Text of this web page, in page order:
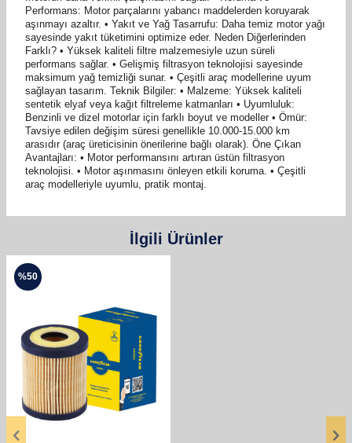
Performans: Motor parçalarını yabancı maddelerden koruyarak
aşınmayı azaltır. • Yakıt ve Yağ Tasarrufu: Daha temiz motor yağı
sayesinde yakıt tüketimini optimize eder. Neden Diğerlerinden
Farklı? • Yüksek kaliteli filtre malzemesiyle uzun süreli
performans sağlar. • Gelişmiş filtrasyon teknolojisi sayesinde
maksimum yağ temizliği sunar. • Çeşitli araç modellerine uyum
sağlayan tasarım. Teknik Bilgiler: • Malzeme: Yüksek kaliteli
sentetik elyaf veya kağıt filtreleme katmanları • Uyumluluk:
Benzinli ve dizel motorlar için farklı boyut ve modeller • Ömür:
Tavsiye edilen değişim süresi genellikle 10.000-15.000 km
arasıdır (araç üreticisinin önerilerine bağlı olarak). Öne Çıkan
Avantajları: • Motor performansını artıran üstün filtrasyon
teknolojisi. • Motor aşınmasını önleyen etkili koruma. • Çeşitli
araç modelleriyle uyumlu, pratik montaj.
İlgili Ürünler
%50